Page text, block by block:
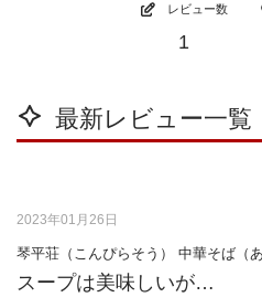
レビュー数
1
最新レビュー一覧
2023年01月26日
琴平荘（こんぴらそう） 中華そば（
スープは美味しいが…